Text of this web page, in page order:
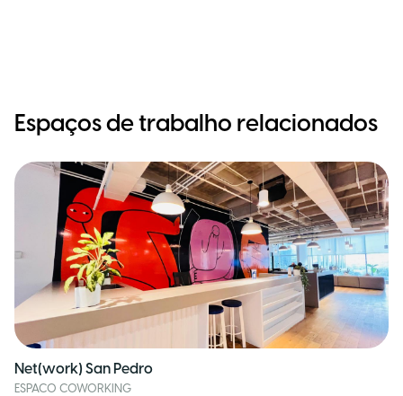
Espaços de trabalho relacionados
Net(work) San Pedro
ESPACO COWORKING